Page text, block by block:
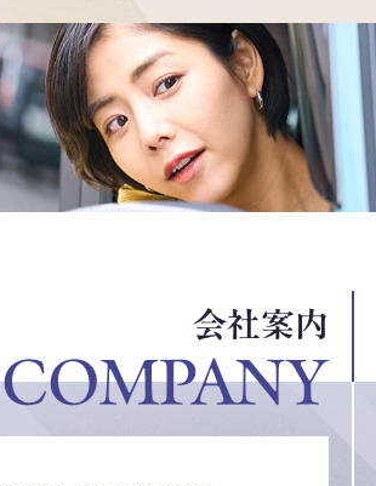
会社案内
COMPANY